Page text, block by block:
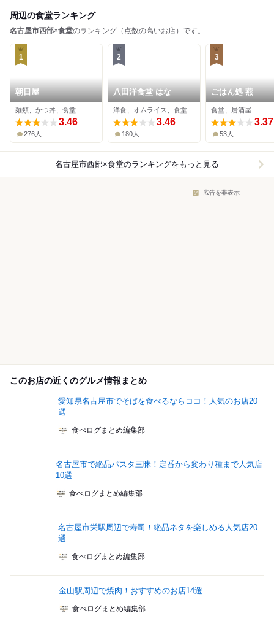
周辺の食堂ランキング
名古屋市西部×食堂のランキング（点数の高いお店）です。
1
朝日屋
麺類、かつ丼、食堂
3.46
276人
2
八田洋食堂 はな
洋食、オムライス、食堂
3.46
180人
3
ごはん処 燕
食堂、居酒屋
3.37
53人
名古屋市西部×食堂のランキングをもっと見る
広告を非表示
このお店の近くのグルメ情報まとめ
愛知県名古屋市でそばを食べるならココ！人気のお店20
選
食べログまとめ編集部
名古屋市で絶品パスタ三昧！定番から変わり種まで人気店
10選
食べログまとめ編集部
名古屋市栄駅周辺で寿司！絶品ネタを楽しめる人気店20
選
食べログまとめ編集部
金山駅周辺で焼肉！おすすめのお店14選
食べログまとめ編集部